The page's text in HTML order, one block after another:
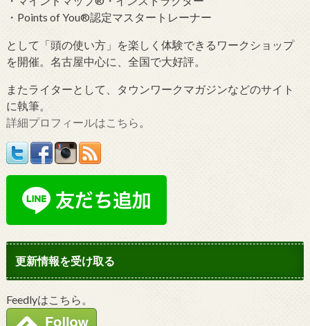
・Points of You®認定マスタートレーナー
として「頭の使い方」を楽しく体験できるワークショップ
を開催。名古屋中心に、全国で大好評。
またライターとして、タウンワークマガジンなどのサイト
に執筆。
詳細プロフィールはこちら 。
更新情報を受け取る
Feedlyはこちら。